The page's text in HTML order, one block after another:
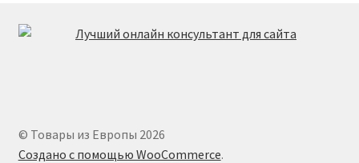
© Товары из Европы 2026
Создано с помощью WooCommerce.